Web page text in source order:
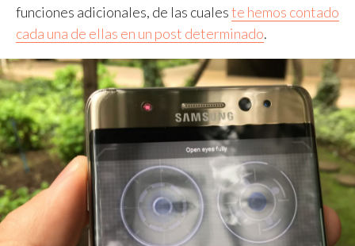
funciones adicionales, de las cualeste hemos contado
cada una de ellas en un post determinado.